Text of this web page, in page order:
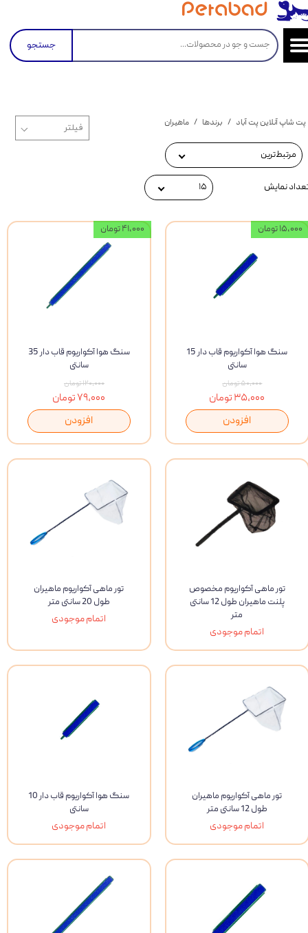
جستجو
پت شاپ آنلاین پت آباد برندها ماهیران
مرتبط‌ترین
نمایش ۱۵
سنگ هوا آکواریوم قاب دار 15
سانتی
۵۰,۰۰۰ تومان
۳۵,۰۰۰ تومان
افزودن
۱۵,۰۰۰ تومان
سنگ هوا آکواریوم قاب دار 35
سانتی
۱۲۰,۰۰۰ تومان
۷۹,۰۰۰ تومان
افزودن
۴۱,۰۰۰ تومان
تور ماهی آکواریوم مخصوص
پلنت ماهیران طول 12 سانتی
متر
اتمام موجودی
تور ماهی آکواریوم ماهیران
طول 20 سانتی متر
اتمام موجودی
تور ماهی آکواریوم ماهیران
طول 12 سانتی متر
اتمام موجودی
سنگ هوا آکواریوم قاب دار 10
سانتی
اتمام موجودی